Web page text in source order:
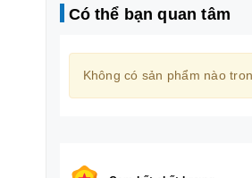
Có thể bạn quan tâm
Không có sản phẩm nào